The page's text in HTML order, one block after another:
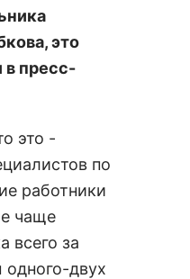
это
в пресс-
это -
по
работники
чаще
всего за
одного-двух